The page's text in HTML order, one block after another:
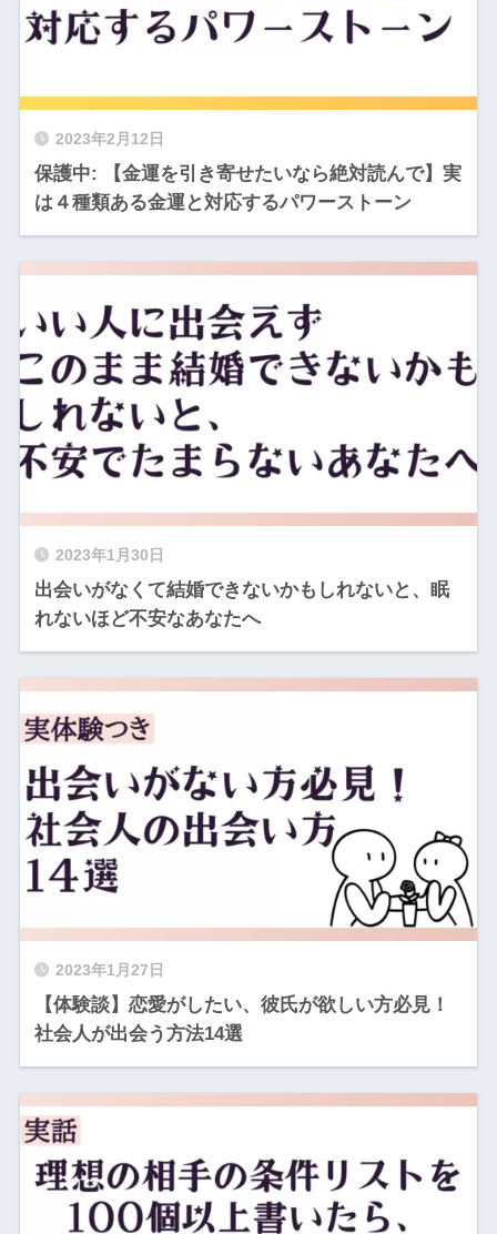
2023年2月12日
保護中: 【金運を引き寄せたいなら絶対読んで】実
は４種類ある金運と対応するパワーストーン
2023年1月30日
出会いがなくて結婚できないかもしれないと、眠
れないほど不安なあなたへ
2023年1月27日
【体験談】恋愛がしたい、彼氏が欲しい方必見！
社会人が出会う方法14選